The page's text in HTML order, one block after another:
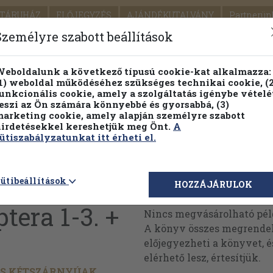
ELŐJEGYZÉS AJÁNDÉKUTALVÁNY
SEGÍTSÉG
PILLANATNYI ÁRAINK FENNTARTHATÓ
Részletes kereső Témaköri fa
Manual
1-3. +
Megvásárolható
Nincs megvásárolható
A könyv összes
előjegyezheti a könyvet,
elérhető lesz, értesítjük.
szabott beállítások
a következő típusú cookie-kat alkalmazza:
weboldal működéséhez szükséges technikai cookie,
cookie, amely a szolgáltatás igénybe
az Ön számára könnyebbé és gyorsabbá, (3)
cookie, amely alapján személyre szabott
kereshetjük meg Önt. A
itt érheti el.
HOZZÁJÁRULOK